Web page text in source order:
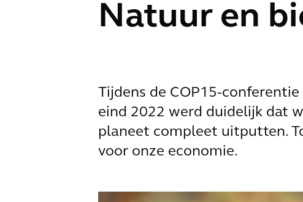
Natuur en
Tijdens de COP15-
eind 2022 werd duidelijk dat
planeet compleet uitputten.
voor onze economie.